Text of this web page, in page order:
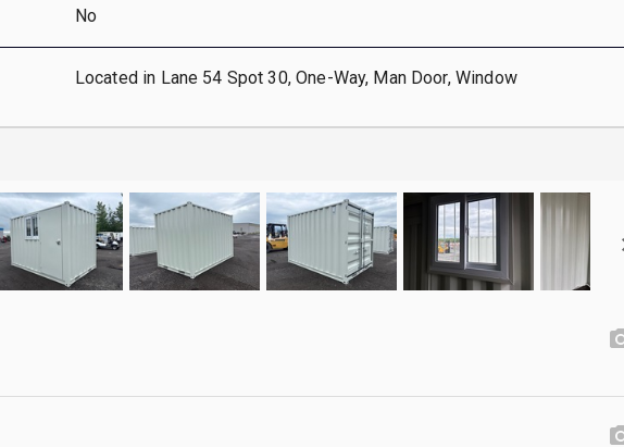
No
Located in Lane 54 Spot 30, One-Way, Man Door, Window